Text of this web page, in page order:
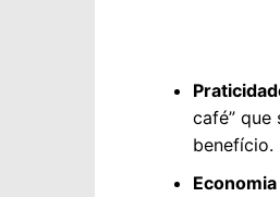
café” que
benefício.